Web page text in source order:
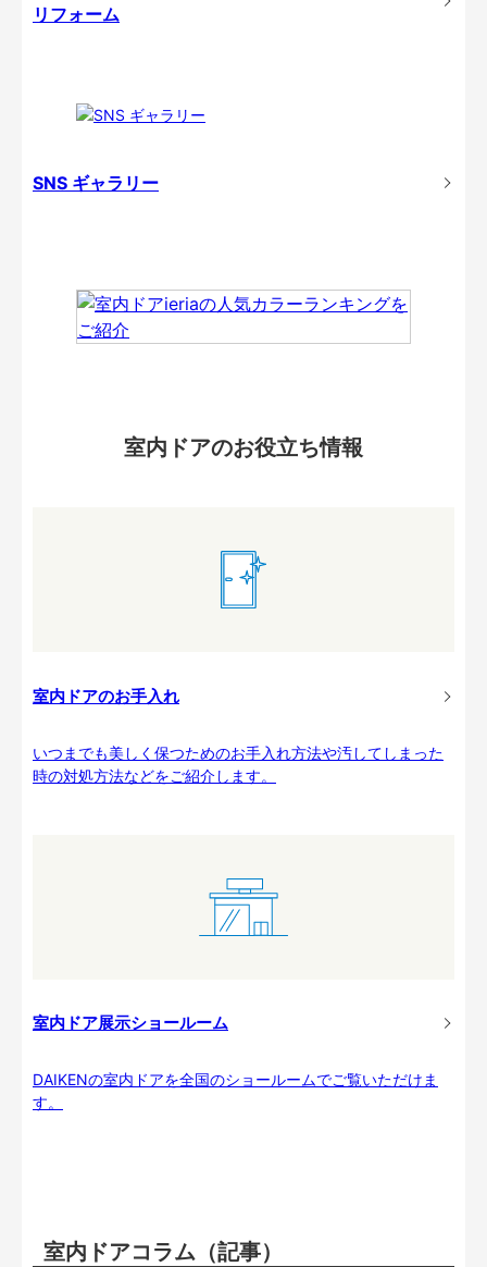
リフォーム
SNS ギャラリー
室内ドアのお役立ち情報
室内ドアのお手入れ
いつまでも美しく保つためのお手入れ方法や汚してしまった
時の対処方法などをご紹介します。
室内ドア展示ショールーム
DAIKENの室内ドアを全国のショールームでご覧いただけま
す。
室内ドアコラム（記事）